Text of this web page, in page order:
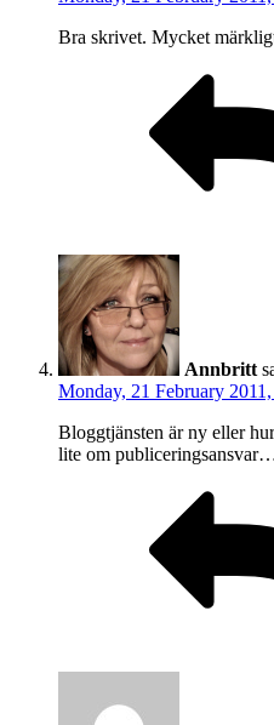
Bra skrivet. Mycket
Annbritt
Monday, 21 February
Bloggtjänsten är ny eller
lite om